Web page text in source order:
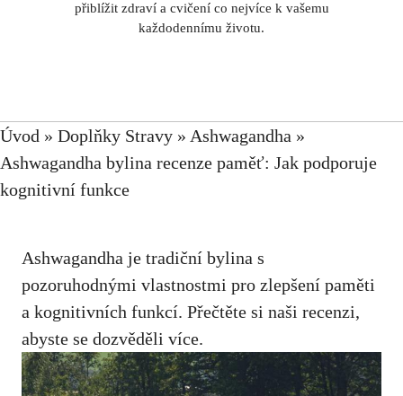
přiblížit zdraví a cvičení co nejvíce k vašemu
každodennímu životu.
Úvod » Doplňky Stravy » Ashwagandha »
Ashwagandha bylina recenze paměť: Jak podporuje
kognitivní funkce
Ashwagandha je tradiční bylina s
pozoruhodnými vlastnostmi pro zlepšení paměti
a kognitivních funkcí. Přečtěte si naši recenzi,
abyste se dozvěděli více.